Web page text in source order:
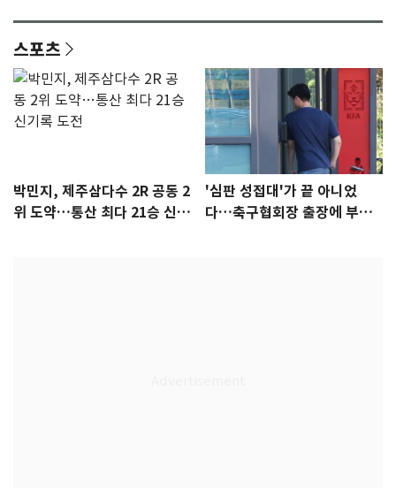
스포츠
박민지, 제주삼다수 2R 공동 2
위 도약…통산 최다 21승 신기
'심판 성접대'가 끝 아니었
다…축구협회장 출장에 부인